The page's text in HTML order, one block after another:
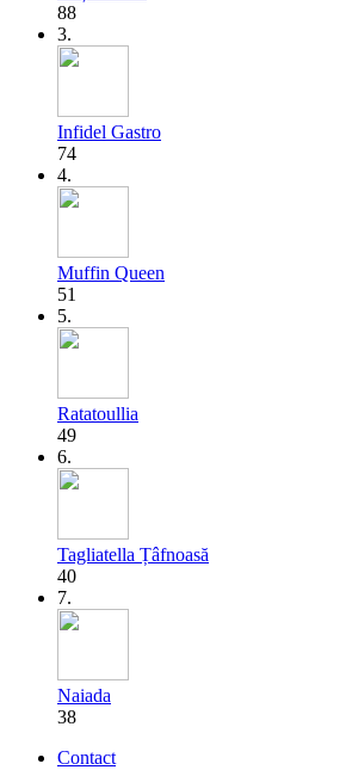
88
3.
Infidel Gastro
74
4.
Muffin Queen
51
5.
Ratatoullia
49
6.
Tagliatella Țâfnoasă
40
7.
Naiada
38
Contact